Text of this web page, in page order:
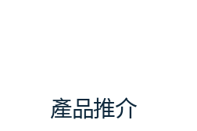
產品推介